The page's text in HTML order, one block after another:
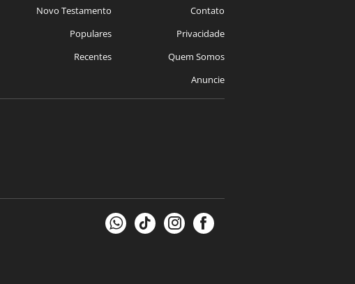
Novo Testamento
Populares
Recentes
Contato
Privacidade
Quem Somos
Anuncie